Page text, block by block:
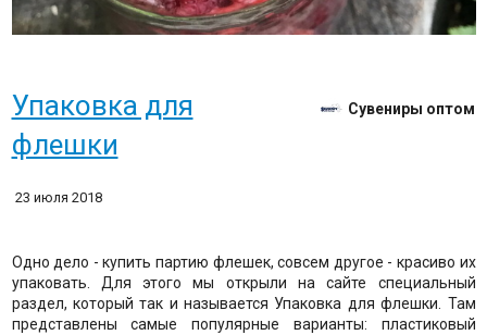
Упаковка для
флешки
Сувениры оптом
23 июля 2018
Одно дело - купить партию флешек, совсем другое - красиво их
упаковать. Для этого мы открыли на сайте специальный
раздел, который так и называется Упаковка для флешки. Там
представлены самые популярные варианты: пластиковый